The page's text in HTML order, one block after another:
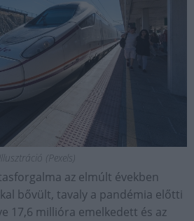
Illusztráció (Pexels)
az elmúlt években
bővült, tavaly a pandémia előtti
17,6 millióra emelkedett és az